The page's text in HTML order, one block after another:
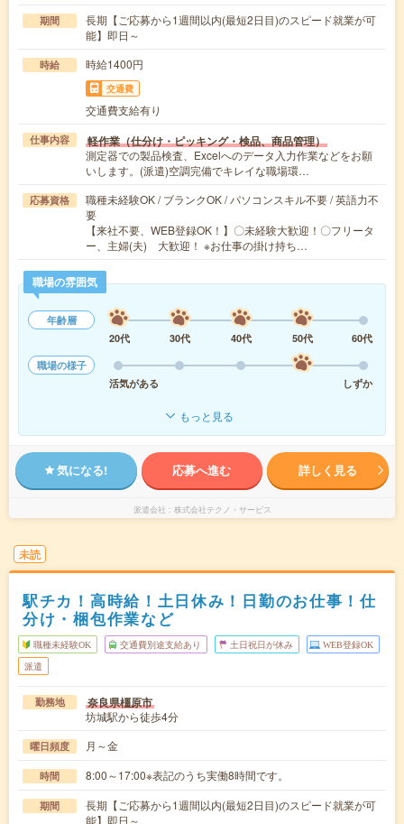
期間
長期【ご応募から1週間以内(最短2日目)のスピード就業が可
能】即日～
時給 時給1400円
交通費
交通費支給有り
仕事内容 軽作業（仕分け・ピッキング・検品、商品管理）
測定器での製品検査、Excelへのデータ入力作業などをお願
いします。(派遣)空調完備でキレイな職場環…
応募資格
職種未経験OK / ブランクOK / パソコンスキル不要 / 英語力不
要
【来社不要、WEB登録OK！】〇未経験大歓迎！〇フリータ
ー、主婦(夫) 大歓迎！ ※お仕事の掛け持ち…
職場の雰囲気
年齢層
20代
30代 40代 50代
60代
職場の様子
活気がある
しずか
もっと見る
気になる! 応募へ進む 詳しく見る
派遣会社 株式会社テクノ・サービス
未読
駅チカ！高時給！土日休み！日勤のお仕事！仕
分け・梱包作業など
職種未経験OK 交通費別途支給あり 土日祝日が休み WEB登録OK
派遣
勤務地 奈良県橿原市
坊城駅から徒歩4分
曜日頻度 月～金
時間 8:00～17:00※表記のうち実働8時間です。
期間
長期【ご応募から1週間以内(最短2日目)のスピード就業が可
能】即日～